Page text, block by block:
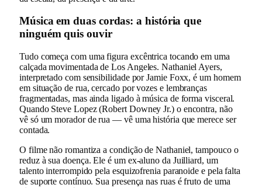
Música em duas cordas: a história que
ninguém quis ouvir
Tudo começa com uma figura excêntrica tocando em uma
calçada movimentada de Los Angeles. Nathaniel Ayers,
interpretado com sensibilidade por Jamie Foxx, é um homem
em situação de rua, cercado por vozes e lembranças
fragmentadas, mas ainda ligado à música de forma visceral.
Quando Steve Lopez (Robert Downey Jr.) o encontra, não
vê só um morador de rua — vê uma história que merece ser
contada.
O filme não romantiza a condição de Nathaniel, tampouco o
reduz à sua doença. Ele é um ex-aluno da Juilliard, um
talento interrompido pela esquizofrenia paranoide e pela falta
de suporte contínuo. Sua presença nas ruas é fruto de uma